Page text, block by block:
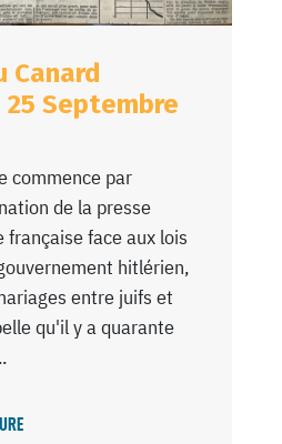
Canard
25 Septembre
commence par
de la presse
face aux lois
hitlérien,
entre juifs et
qu'il y a quarante